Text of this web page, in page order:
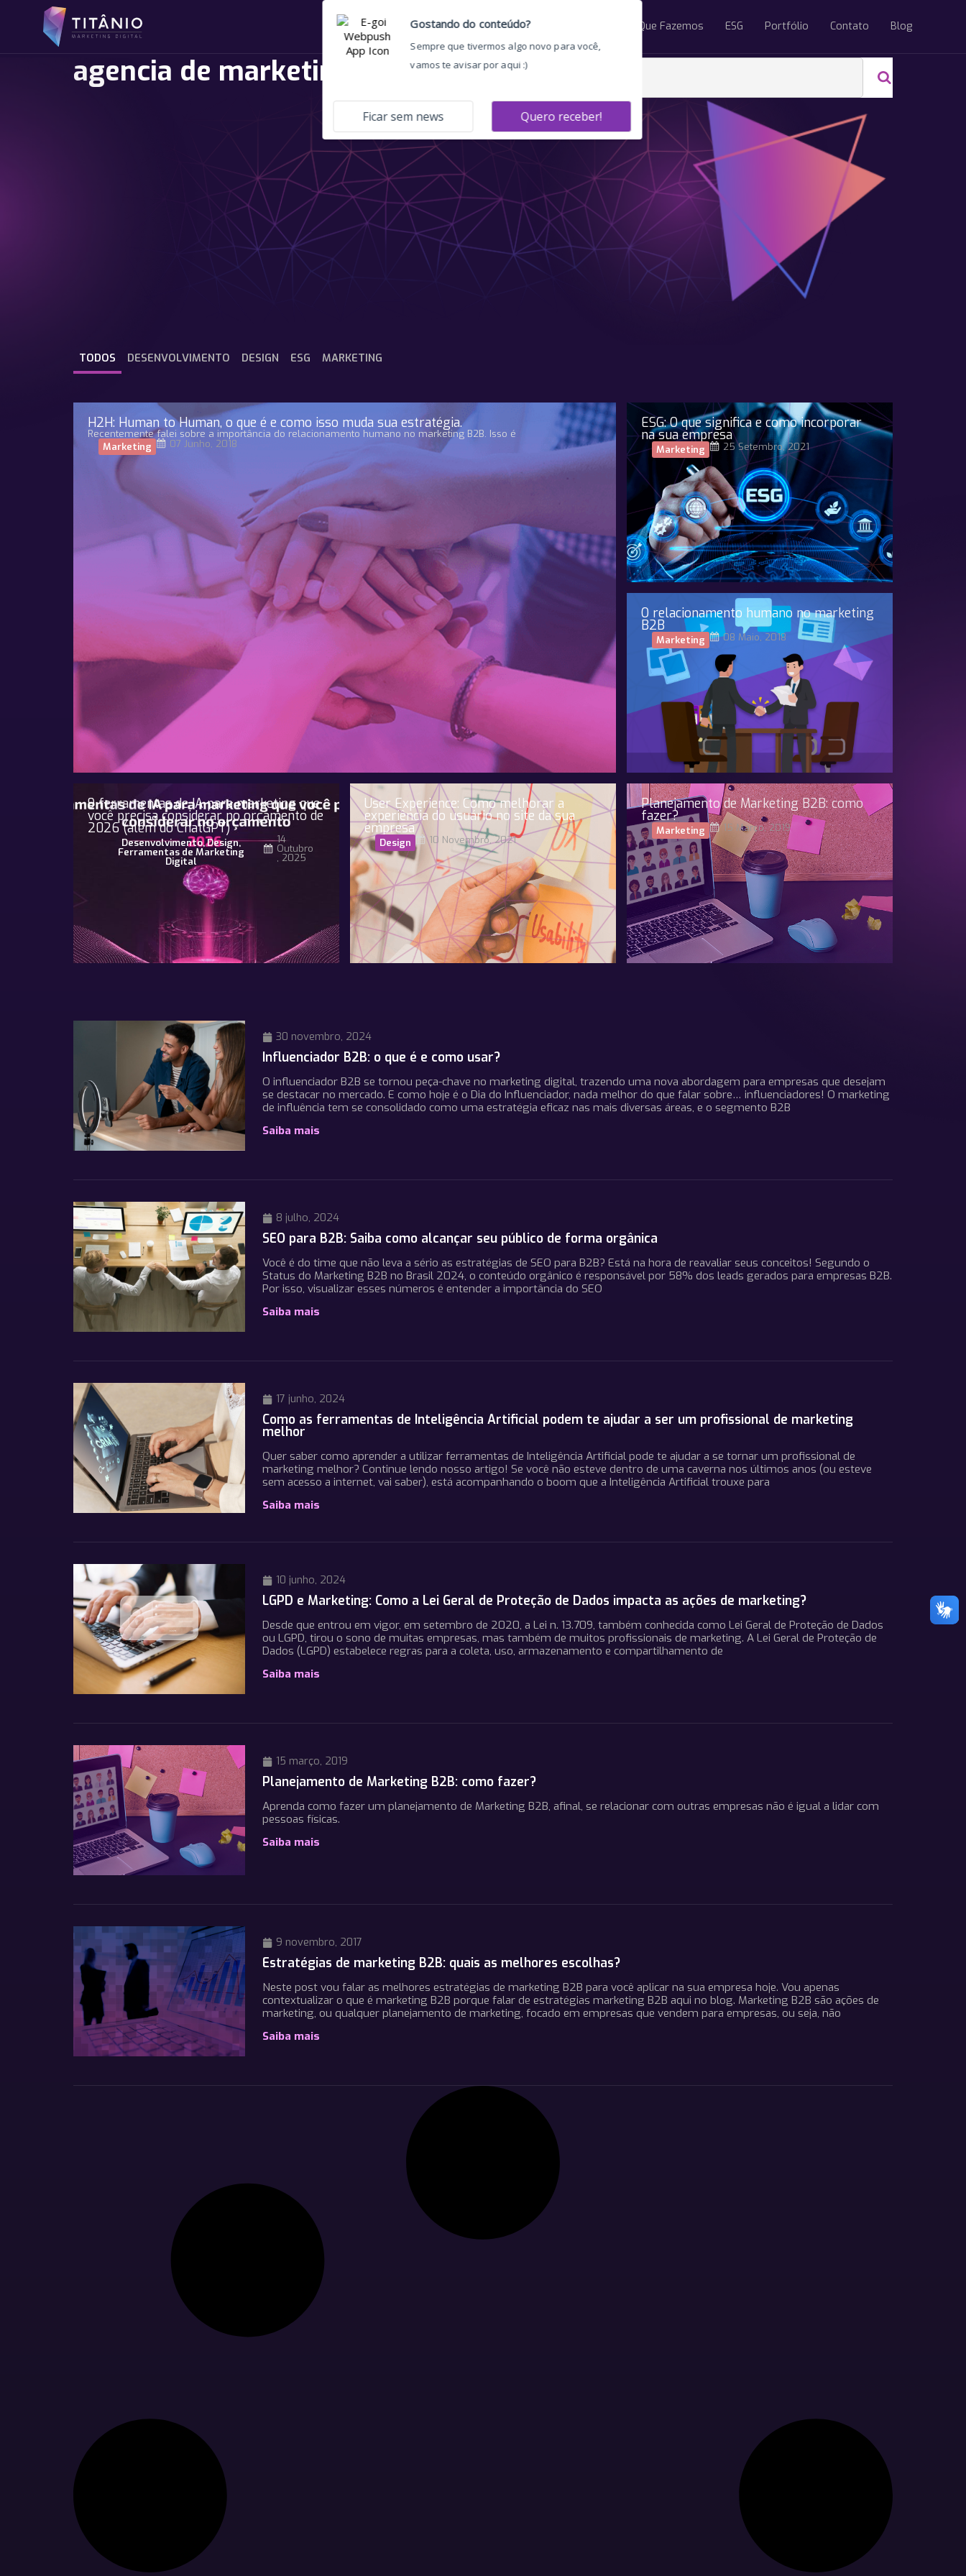
Home O Que Fazemos ESG Portfólio Contato Blog
agencia de marketing b2b
DESENVOLVIMENTO DESIGN ESG MARKETING
TODOS
H2H: Human to Human, o que é e como isso muda sua estratégia.
Recentemente falei sobre a importância do relacionamento humano no marketing B2B. Isso é
Marketing
07 Junho, 2018
ESG: O que significa e como incorporar
na sua empresa
Marketing 25 Setembro, 2021
O relacionamento humano no marketing
B2B
Marketing 08 Maio, 2018
9 ferramentas de IA para marketing que
você precisa considerar no orçamento de
2026 (além do ChatGPT)
Desenvolvimento,Design,
Ferramentas de Marketing
Digital
14
Outubro
, 2025
User Experience: Como melhorar a
experiência do usuário no site da sua
empresa
Design 10 Novembro, 2021
Planejamento de Marketing B2B: como
fazer?
Marketing 15 Março, 2019
30 novembro, 2024
Influenciador B2B: o que é e como usar?
O influenciador B2B se tornou peça-chave no marketing digital, trazendo uma nova abordagem para empresas que desejam
se destacar no mercado. E como hoje é o Dia do Influenciador, nada melhor do que falar sobre… influenciadores! O marketing
de influência tem se consolidado como uma estratégia eficaz nas mais diversas áreas, e o segmento B2B
Saiba mais
8 julho, 2024
SEO para B2B: Saiba como alcançar seu público de forma orgânica
Você é do time que não leva a sério as estratégias de SEO para B2B? Está na hora de reavaliar seus conceitos! Segundo o
Status do Marketing B2B no Brasil 2024, o conteúdo orgânico é responsável por 58% dos leads gerados para empresas B2B.
Por isso, visualizar esses números é entender a importância do SEO
Saiba mais
17 junho, 2024
Como as ferramentas de Inteligência Artificial podem te ajudar a ser um profissional de marketing
melhor
Quer saber como aprender a utilizar ferramentas de Inteligência Artificial pode te ajudar a se tornar um profissional de
marketing melhor? Continue lendo nosso artigo! Se você não esteve dentro de uma caverna nos últimos anos (ou esteve
sem acesso a internet, vai saber), está acompanhando o boom que a Inteligência Artificial trouxe para
Saiba mais
10 junho, 2024
LGPD e Marketing: Como a Lei Geral de Proteção de Dados impacta as ações de marketing?
Desde que entrou em vigor, em setembro de 2020, a Lei n. 13.709, também conhecida como Lei Geral de Proteção de Dados
ou LGPD, tirou o sono de muitas empresas, mas também de muitos profissionais de marketing. A Lei Geral de Proteção de
Dados (LGPD) estabelece regras para a coleta, uso, armazenamento e compartilhamento de
Saiba mais
15 março, 2019
Planejamento de Marketing B2B: como fazer?
Aprenda como fazer um planejamento de Marketing B2B, afinal, se relacionar com outras empresas não é igual a lidar com
pessoas físicas.
Saiba mais
9 novembro, 2017
Estratégias de marketing B2B: quais as melhores escolhas?
Neste post vou falar as melhores estratégias de marketing B2B para você aplicar na sua empresa hoje. Vou apenas
contextualizar o que é marketing B2B porque falar de estratégias marketing B2B aqui no blog. Marketing B2B são ações de
marketing, ou qualquer planejamento de marketing, focado em empresas que vendem para empresas, ou seja, não
Saiba mais